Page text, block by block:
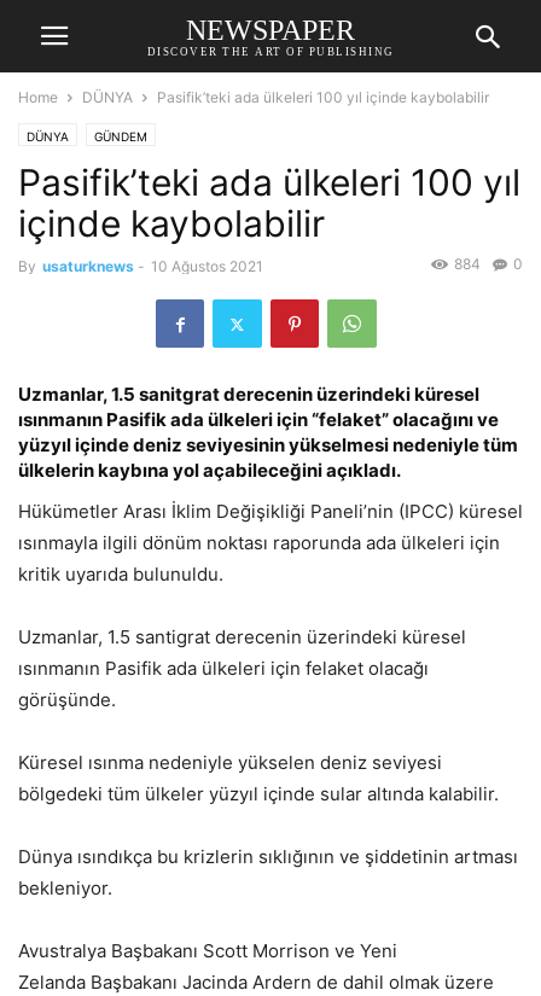
NEWSPAPER
DISCOVER THE ART OF PUBLISHING
Home DÜNYA Pasifik’teki ada ülkeleri 100 yıl içinde kaybolabilir
DÜNYA GÜNDEM
Pasifik’teki ada ülkeleri 100 yıl
içinde kaybolabilir
By usaturknews - 10 Ağustos 2021 0
884
Uzmanlar, 1.5 sanitgrat derecenin üzerindeki küresel
ısınmanın Pasifik ada ülkeleri için “felaket” olacağını ve
yüzyıl içinde deniz seviyesinin yükselmesi nedeniyle tüm
ülkelerin kaybına yol açabileceğini açıkladı.
Hükümetler Arası İklim Değişikliği Paneli’nin (IPCC) küresel
ısınmayla ilgili dönüm noktası raporunda ada ülkeleri için
kritik uyarıda bulunuldu.
Uzmanlar, 1.5 santigrat derecenin üzerindeki küresel
ısınmanın Pasifik ada ülkeleri için felaket olacağı
görüşünde.
Küresel ısınma nedeniyle yükselen deniz seviyesi
bölgedeki tüm ülkeler yüzyıl içinde sular altında kalabilir.
Dünya ısındıkça bu krizlerin sıklığının ve şiddetinin artması
bekleniyor.
Avustralya Başbakanı Scott Morrison ve Yeni
Zelanda Başbakanı Jacinda Ardern de dahil olmak üzere